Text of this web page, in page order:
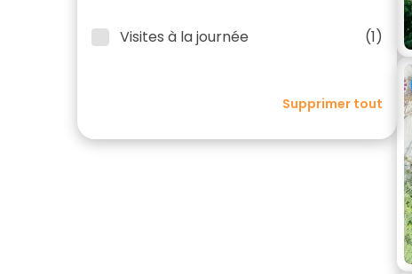
Visites à la journée (1)
Supprimer tout